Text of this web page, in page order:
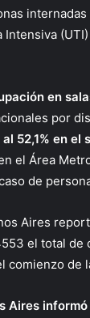
Intensiva
en
por
52,1% en el
el Área
de
Aires
el total de
comienzo de
Aires